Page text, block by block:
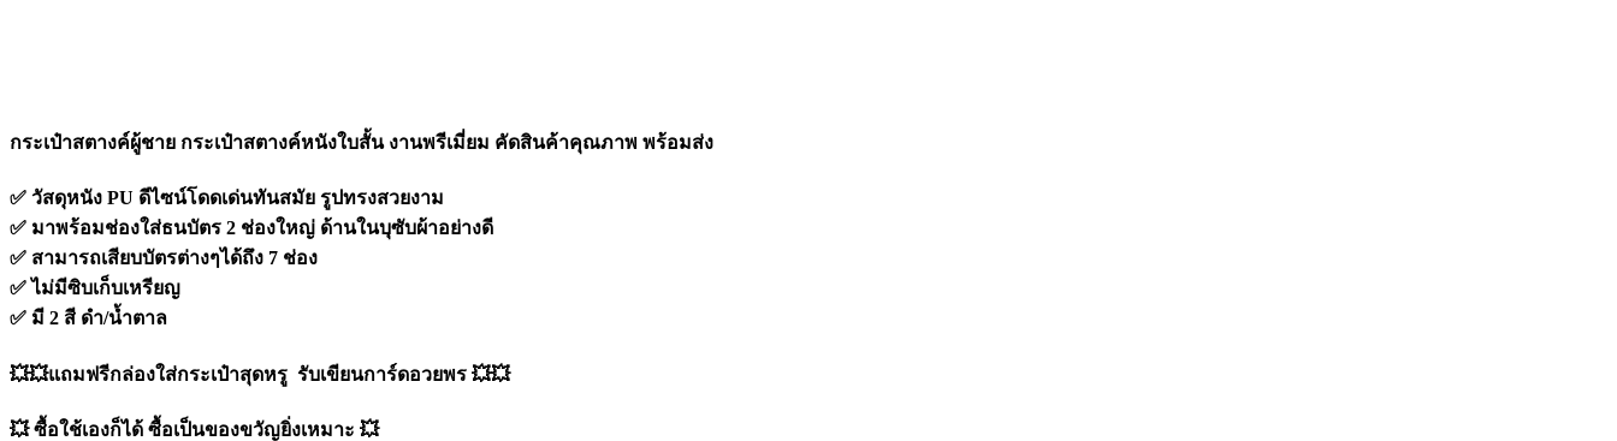
กระเป๋าสตางค์ผู้ชาย กระเป๋าสตางค์หนังใบสั้น งานพรีเมี่ยม คัดสินค้าคุณภาพ พร้อมส่ง
✅ วัสดุหนัง PU ดีไซน์โดดเด่นทันสมัย รูปทรงสวยงาม
✅ มาพร้อมช่องใส่ธนบัตร 2 ช่องใหญ่ ด้านในบุซับผ้าอย่างดี
✅ สามารถเสียบบัตรต่างๆได้ถึง 7 ช่อง
✅ ไม่มีซิบเก็บเหรียญ
✅ มี 2 สี ดำ/น้ำตาล
💥💥แถมฟรีกล่องใส่กระเป๋าสุดหรู รับเขียนการ์ดอวยพร 💥💥
💥ซื้อใช้เองก็ได้ ซื้อเป็นของขวัญยิ่งเหมาะ 💥